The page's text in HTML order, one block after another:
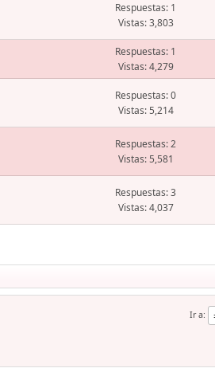
Respuestas: 1
Vistas: 3,803
Respuestas: 1
Vistas: 4,279
Respuestas: 0
Vistas: 5,214
Respuestas: 2
Vistas: 5,581
Respuestas: 3
Vistas: 4,037
Ir a